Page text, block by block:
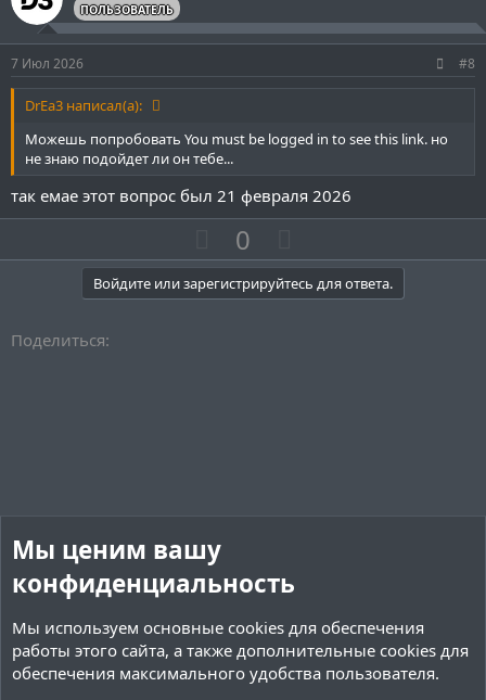
т
в
ы
й
г
о
о
с
т
в
ы
г
о
о
с
ПОЛЬЗОВАТЕЛЬ
7 Июл 2026 #8
DrEa3 написал(а):
Можешь попробовать You must be logged in to see this link. но
не знаю подойдет ли он тебе...
так емае этот вопрос был 21 февраля 2026
П
о
з
л
о
с
0
е
г
Войдите или зарегистрируйтесь для ответа.
Поделиться:
Мы ценим вашу
конфиденциальность
Мы используем основные cookies для обеспечения
работы этого сайта, а также дополнительные cookies для
обеспечения максимального удобства пользователя.